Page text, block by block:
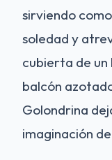
sirviendo
soledad y
cubierta de un
balcón
Golondrina
imaginación